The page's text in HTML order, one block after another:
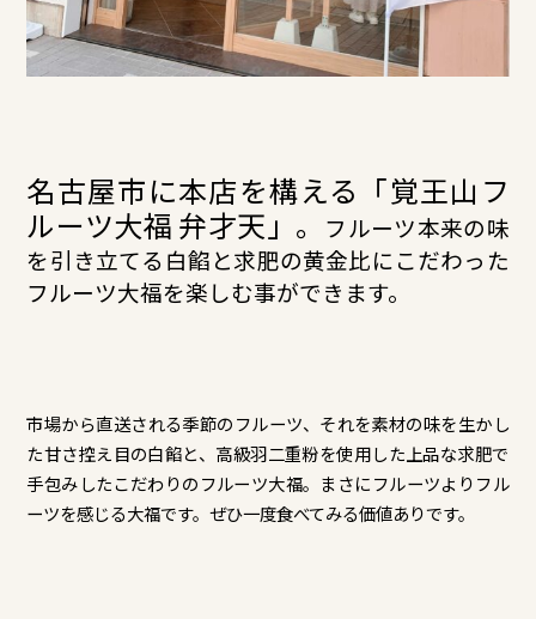
名古屋市に本店を構える「覚王山フ
ルーツ大福 弁才天」。
フルーツ本来の味
を引き立てる白餡と求肥の⻩金比にこだわった
フルーツ大福を楽しむ事ができます。
市場から直送される季節のフルーツ、それを素材の味を生かし
た甘さ控え目の白餡と、高級羽二重粉を使用した上品な求肥で
手包みしたこだわりのフルーツ大福。まさにフルーツよりフル
ーツを感じる大福です。ぜひ一度食べてみる価値ありです。